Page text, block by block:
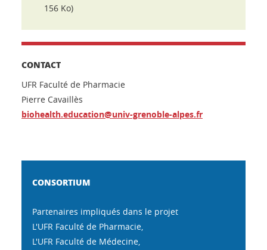
156 Ko)
CONTACT
UFR Faculté de Pharmacie
Pierre Cavaillès
biohealth.education@univ-grenoble-alpes.fr
CONSORTIUM
Partenaires impliqués dans le projet
L'UFR Faculté de Pharmacie,
L'UFR Faculté de Médecine,